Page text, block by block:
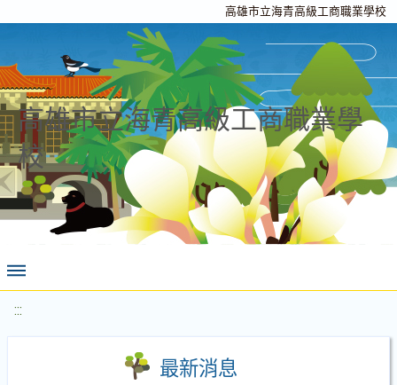
高雄市立海青高級工商職業學校
高雄市立海青高級工商職業學
校
:::
最新消息